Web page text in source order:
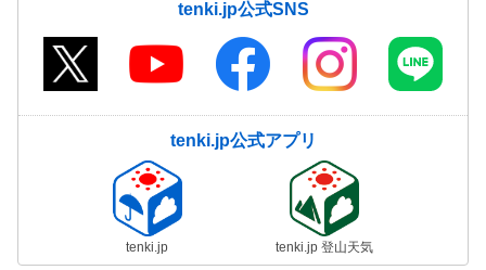
tenki.jp公式SNS
tenki.jp公式アプリ
tenki.jp tenki.jp 登山天気